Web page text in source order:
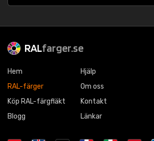
RALfarger.se
Hem
RAL-färger
Köp RAL-färgfläkt
Blogg
Hjälp
Om oss
Kontakt
Länkar